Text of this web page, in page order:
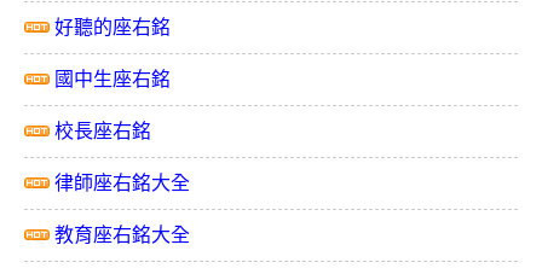
好聽的座右銘
國中生座右銘
校長座右銘
律師座右銘大全
教育座右銘大全